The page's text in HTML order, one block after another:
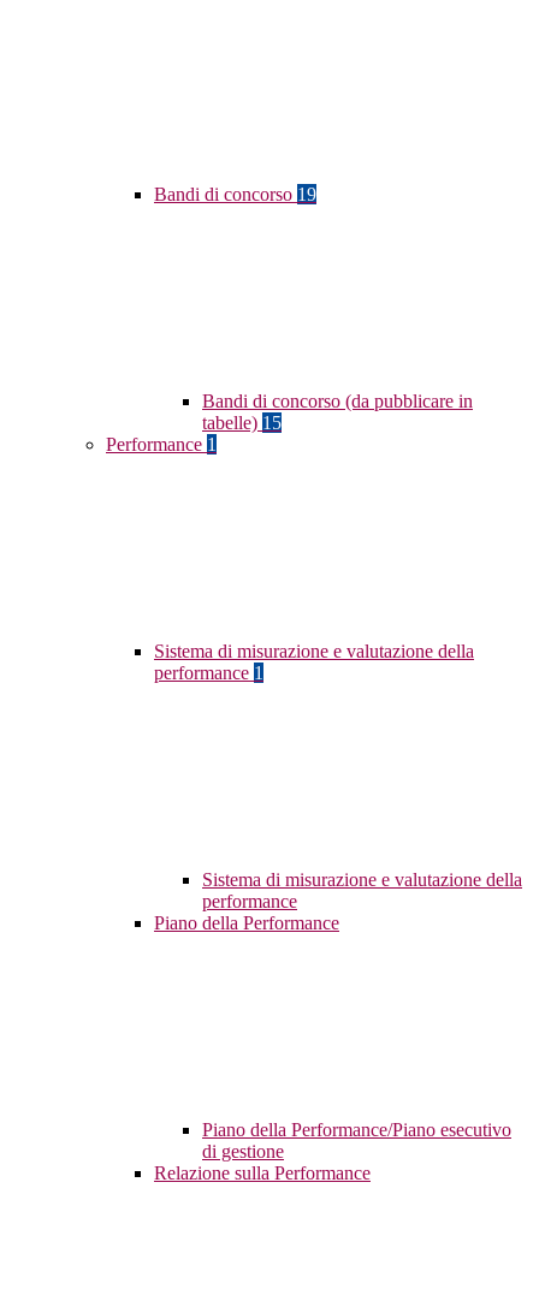
Bandi di concorso 19
Bandi di concorso (da pubblicare in
tabelle) 15
Performance 1
Sistema di misurazione e valutazione della
performance 1
Sistema di misurazione e valutazione della
performance
Piano della Performance
Piano della Performance/Piano esecutivo
di gestione
Relazione sulla Performance